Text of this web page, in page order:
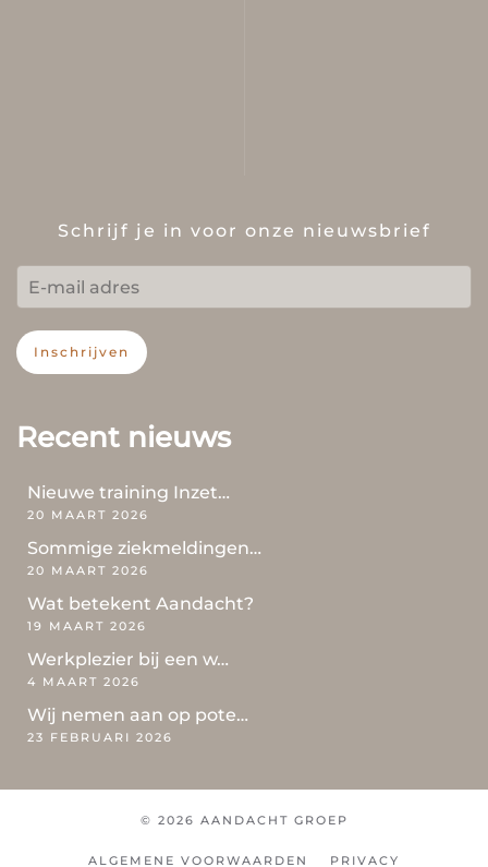
Schrijf je in voor onze nieuwsbrief
Inschrijven
Recent nieuws
Nieuwe training Inzet…
20 MAART 2026
Sommige ziekmeldingen…
20 MAART 2026
Wat betekent Aandacht?
19 MAART 2026
Werkplezier bij een w…
4 MAART 2026
Wij nemen aan op pote…
23 FEBRUARI 2026
© 2026 AANDACHT GROEP
ALGEMENE VOORWAARDEN PRIVACY